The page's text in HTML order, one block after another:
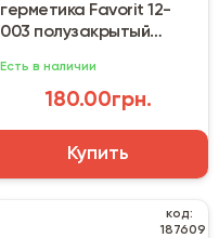
герметика Favorit 12-
003 полузакрытый
Есть в наличии
180.00грн.
Купить
код:
187609